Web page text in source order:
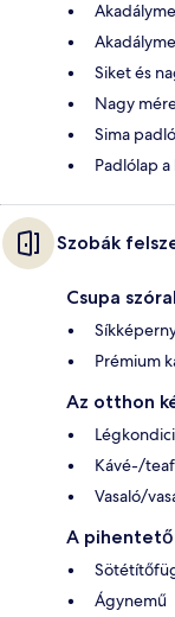
Siket és
Nagy
Sima
Padlólap
Szobák
Csupa
Prémium
Az otthon
Kávé-/
Vasaló/
A pihentető
Ágynemű